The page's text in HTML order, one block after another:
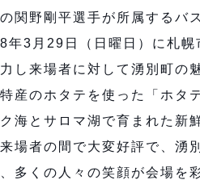
関野剛平選手が所属するバ
年3月29日（日曜日）に札
し来場者に対して湧別町の
産のホタテを使った「ホタ
海とサロマ湖で育まれた新
場者の間で大変好評で、湧
多くの人々の笑顔が会場を